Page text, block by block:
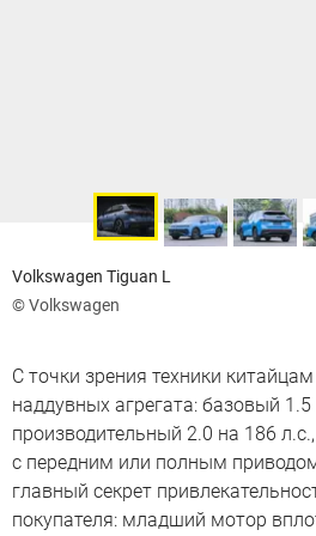
Volkswagen Tiguan L
© Volkswagen
С точки зрения техники
наддувных агрегата: базовый
производительный 2.0 на 186
с передним или полным
главный секрет
покупателя: младший мотор